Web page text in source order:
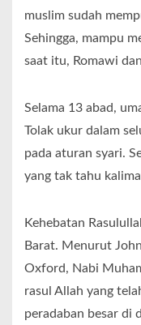
muslim sudah
Sehingga, mampu
saat itu, Romawi
Selama 13 abad,
Tolak ukur dalam
pada aturan syari.
yang tak tahu
Kehebatan
Barat. Menurut
Oxford, Nabi
rasul Allah yang
peradaban besar di